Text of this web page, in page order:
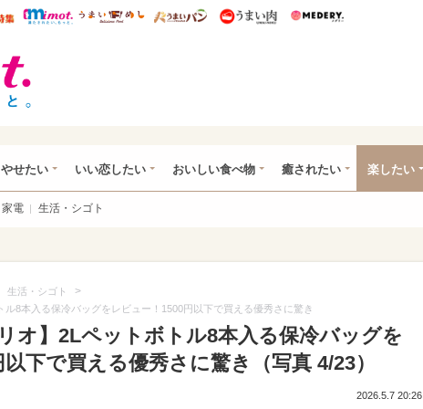
ウレぴあ総研 ディズニー特集
mimot. うまいめし うまいパン うまい肉
やせたい いい恋したい おいしい食べ物 癒されたい 楽したい
家電 生活・シゴト
生活・シゴト >
ル8本入る保冷バッグをレビュー！1500円以下で買える優秀さに驚き
オ】2Lペットボトル8本入る保冷バッグを
下で買える優秀さに驚き（写真 4/23）
2026.5.7 20:26